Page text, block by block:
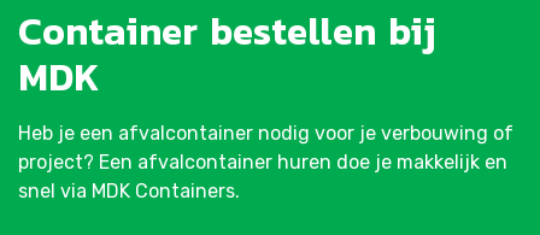
Container bestellen bij
MDK
Heb je een afvalcontainer nodig voor je verbouwing of
project? Een afvalcontainer huren doe je makkelijk en
snel via MDK Containers.